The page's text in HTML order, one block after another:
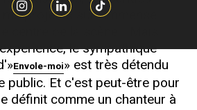
projetés sur l'immense
le sympathique
Envole-moi» est très détendu
public. Et c'est peut-être pour
définit comme un chanteur à